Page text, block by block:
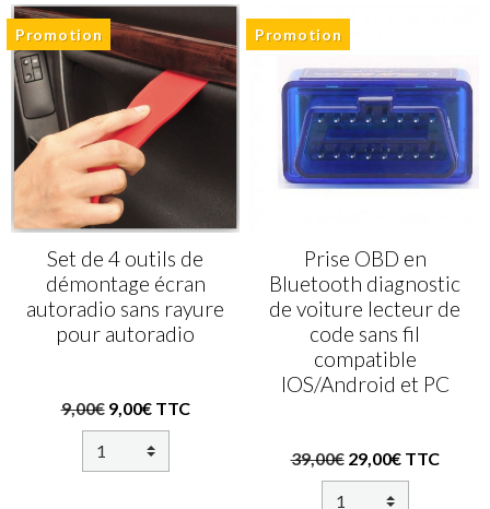
Promotion
Set de 4 outils de
démontage écran
autoradio sans rayure
pour autoradio
9,00€ 9,00€ TTC
Promotion
Prise OBD en
Bluetooth diagnostic
de voiture lecteur de
code sans fil
compatible
IOS/Android et PC
39,00€ 29,00€ TTC